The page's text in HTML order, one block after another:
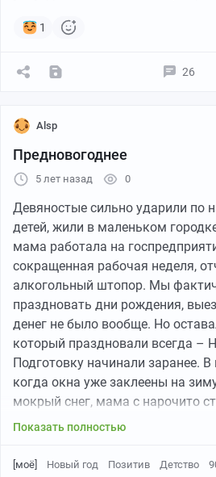
испытаний, стрельба, а
Через месяц мы выдвинулись в
просыпался жаркий майский
Выдали черно-белую карту и
время найти две контрольные
карте, взять там записки, а
Группы отправлялись прямо с
в 15 минут. Естественно, мы тут
Искать в горах контрольные
ксерокопированной карте
оказалось. А компас не хотел
беспорядочно вращаясь. В
пасший белых баранов. Одними
ставили большие
«с дымком» мы бегали за
аккумуляторы. Зато были крутые
1
26
Alsp
Предновогоднее
5 лет назад 0
Девяностые сильно ударили по
детей, жили в маленьком
мама работала на
сокращенная рабочая неделя,
алкогольный штопор. Мы
праздновать дни рождения,
денег не было вообще. Но
который праздновали всегда –
Подготовку начинали заранее.
когда окна уже заклеены на
мокрый снег, мама с нарочито
говорила – «Дети, праздник на
моментально с антресолей
Показать полностью
[моё] Новый год Позитив Детство